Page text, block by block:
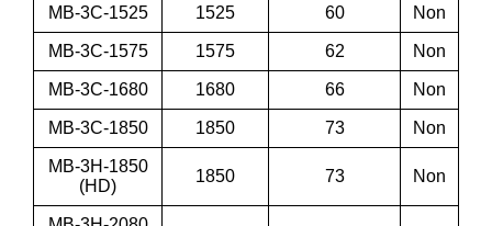
MB-3C-1525 1525 60 Non
MB-3C-1575 1575 62 Non
MB-3C-1680 1680 66 Non
MB-3C-1850 1850 73 Non
MB-3H-1850
(HD)
1850 73 Non